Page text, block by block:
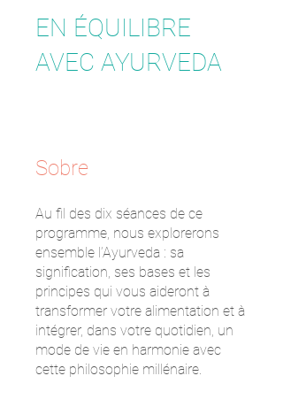
EN ÉQUILIBRE
AVEC AYURVEDA
Sobre
Au fil des dix séances de ce
programme, nous explorerons
ensemble l’Ayurveda : sa
signification, ses bases et les
principes qui vous aideront à
transformer votre alimentation et à
intégrer, dans votre quotidien, un
mode de vie en harmonie avec
cette philosophie millénaire.